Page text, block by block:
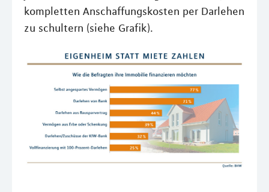
kompletten Anschaffungskosten per Darlehen
zu schultern (siehe Grafik).